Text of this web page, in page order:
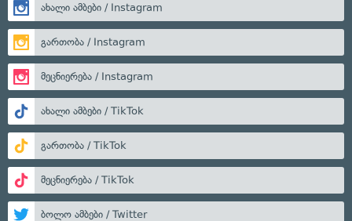
ახალი ამბები / Instagram
გართობა / Instagram
მეცნიერება / Instagram
ახალი ამბები / TikTok
გართობა / TikTok
მეცნიერება / TikTok
ბოლო ამბები / Twitter